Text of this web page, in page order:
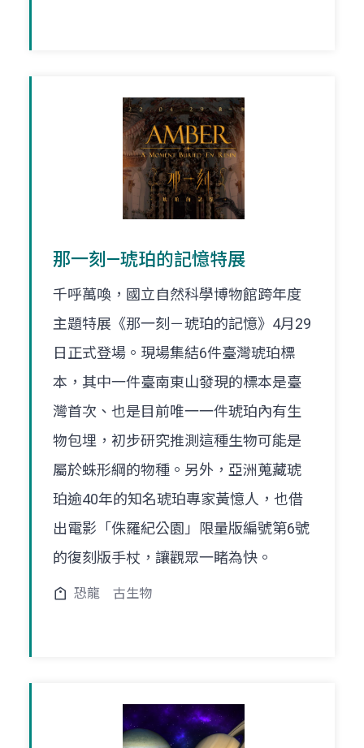
那一刻—琥珀的記憶特展
千呼萬喚，國立自然科學博物館跨年度
主題特展《那一刻－琥珀的記憶》4月29
日正式登場。現場集結6件臺灣琥珀標
本，其中一件臺南東山發現的標本是臺
灣首次、也是目前唯一一件琥珀內有生
物包埋，初步研究推測這種生物可能是
屬於蛛形綱的物種。另外，亞洲蒐藏琥
珀逾40年的知名琥珀專家黃憶人，也借
出電影「侏羅紀公園」限量版編號第6號
的復刻版手杖，讓觀眾一睹為快。
恐龍 古生物